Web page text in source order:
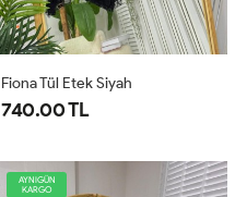
Fiona Tül Etek Siyah
740.00 TL
AYNIGÜN
KARGO